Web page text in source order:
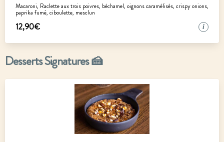
Macaroni, Raclette aux trois poivres, béchamel, oignons caramélisés, crispy onions,
paprika fumé, ciboulette, mesclun
12,90€ i
Desserts Signatures 🍰